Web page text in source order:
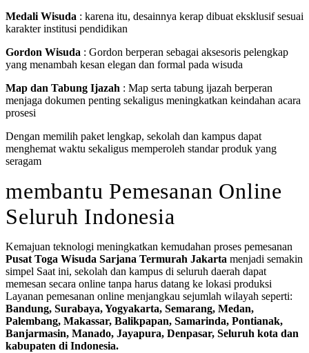
Medali Wisuda : karena itu, desainnya kerap dibuat eksklusif sesuai
karakter institusi pendidikan
Gordon Wisuda : Gordon berperan sebagai aksesoris pelengkap
yang menambah kesan elegan dan formal pada wisuda
Map dan Tabung Ijazah : Map serta tabung ijazah berperan
menjaga dokumen penting sekaligus meningkatkan keindahan acara
prosesi
Dengan memilih paket lengkap, sekolah dan kampus dapat
menghemat waktu sekaligus memperoleh standar produk yang
seragam
membantu Pemesanan Online
Seluruh Indonesia
Kemajuan teknologi meningkatkan kemudahan proses pemesanan
Pusat Toga Wisuda Sarjana Termurah Jakarta menjadi semakin
simpel Saat ini, sekolah dan kampus di seluruh daerah dapat
memesan secara online tanpa harus datang ke lokasi produksi
Layanan pemesanan online menjangkau sejumlah wilayah seperti:
Bandung, Surabaya, Yogyakarta, Semarang, Medan,
Palembang, Makassar, Balikpapan, Samarinda, Pontianak,
Banjarmasin, Manado, Jayapura, Denpasar, Seluruh kota dan
kabupaten di Indonesia.